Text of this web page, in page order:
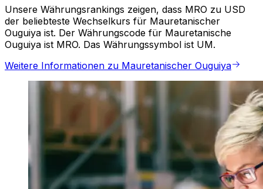
Unsere Währungsrankings zeigen, dass MRO zu USD
der beliebteste Wechselkurs für Mauretanischer
Ouguiya ist. Der Währungscode für Mauretanische
Ouguiya ist MRO. Das Währungssymbol ist UM.
Weitere Informationen zu Mauretanischer Ouguiya